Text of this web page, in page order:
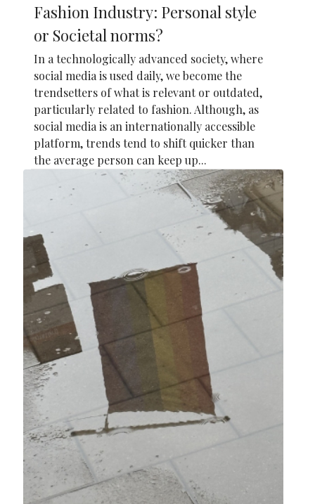
Fashion Industry: Personal style
or Societal norms?
In a technologically advanced society, where
social media is used daily, we become the
trendsetters of what is relevant or outdated,
particularly related to fashion. Although, as
social media is an internationally accessible
platform, trends tend to shift quicker than
the average person can keep up...